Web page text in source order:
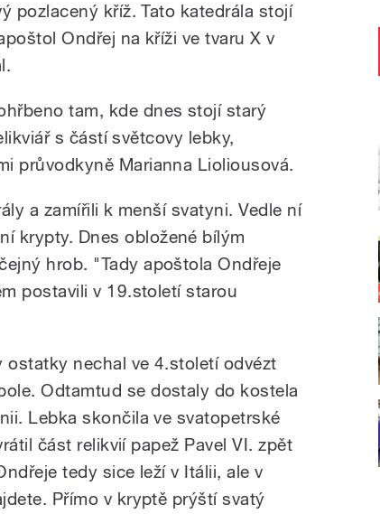
pozlacený kříž. Tato katedrála stojí
Ondřej na kříži ve tvaru X v
tam, kde dnes stojí starý
s částí světcovy lebky,
průvodkyně Marianna Lioliousová.
a zamířili k menší svatyni. Vedle ní
krypty. Dnes obložené bílým
hrob. "Tady apoštola Ondřeje
postavili v 19.století starou
ostatky nechal ve 4.století odvézt
Odtamtud se dostaly do kostela
Lebka skončila ve svatopetrské
část relikvií papež Pavel VI. zpět
tedy sice leží v Itálii, ale v
Přímo v kryptě prýští svatý